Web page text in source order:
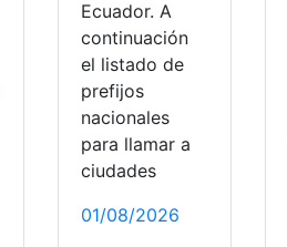
Ecuador. A
continuación
el listado de
prefijos
nacionales
para llamar a
ciudades
01/08/2026